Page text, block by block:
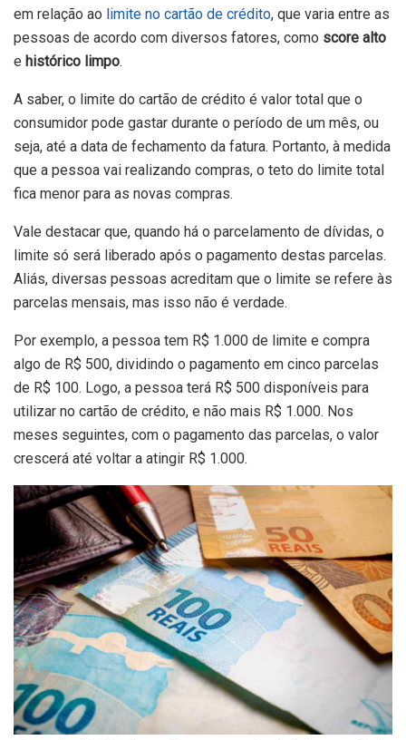
em relação ao limite no cartão de crédito, que varia entre as
pessoas de acordo com diversos fatores, como score alto
e histórico limpo.
A saber, o limite do cartão de crédito é valor total que o
consumidor pode gastar durante o período de um mês, ou
seja, até a data de fechamento da fatura. Portanto, à medida
que a pessoa vai realizando compras, o teto do limite total
fica menor para as novas compras.
Vale destacar que, quando há o parcelamento de dívidas, o
limite só será liberado após o pagamento destas parcelas.
Aliás, diversas pessoas acreditam que o limite se refere às
parcelas mensais, mas isso não é verdade.
Por exemplo, a pessoa tem R$ 1.000 de limite e compra
algo de R$ 500, dividindo o pagamento em cinco parcelas
de R$ 100. Logo, a pessoa terá R$ 500 disponíveis para
utilizar no cartão de crédito, e não mais R$ 1.000. Nos
meses seguintes, com o pagamento das parcelas, o valor
crescerá até voltar a atingir R$ 1.000.